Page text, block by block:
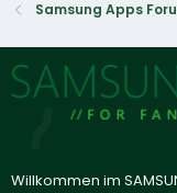
Samsung Apps
Willkommen im